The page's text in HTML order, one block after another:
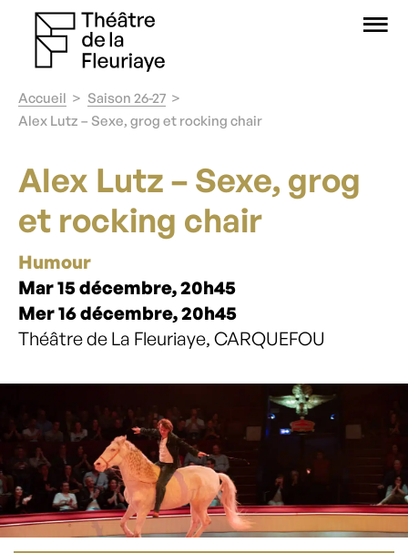
Accueil
Saison 26-27
Alex Lutz – Sexe, grog et rocking chair
Alex Lutz – Sexe, grog
et rocking chair
Humour
Mar 15 décembre, 20h45
Mer 16 décembre, 20h45
Théâtre de La Fleuriaye, CARQUEFOU